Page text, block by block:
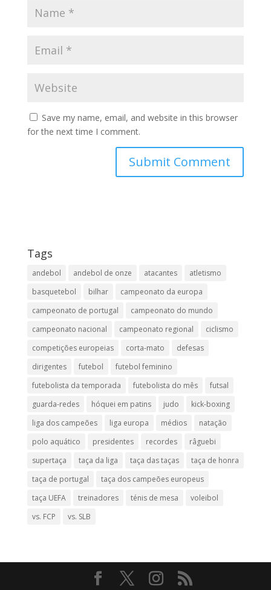
Save my name, email, and website in this browser
for the next time I comment.
Tags
andebol andebol de onze atacantes
atletismo
basquetebol
bilhar
campeonato da europa
campeonato de portugal
campeonato do mundo
campeonato nacional
campeonato regional
ciclismo
competições europeias
corta-mato
defesas
dirigentes
futebol
futebol feminino
futebolista da temporada
futebolista do mês
futsal
guarda-redes
hóquei em patins judo
kick-boxing
liga dos campeões
liga europa médios
natação
polo aquático
presidentes recordes
râguebi
supertaça
taça da liga taça das taças
taça de honra
taça de portugal
taça dos campeões europeus
taça UEFA
treinadores ténis de mesa
voleibol
vs. FCP
vs. SLB